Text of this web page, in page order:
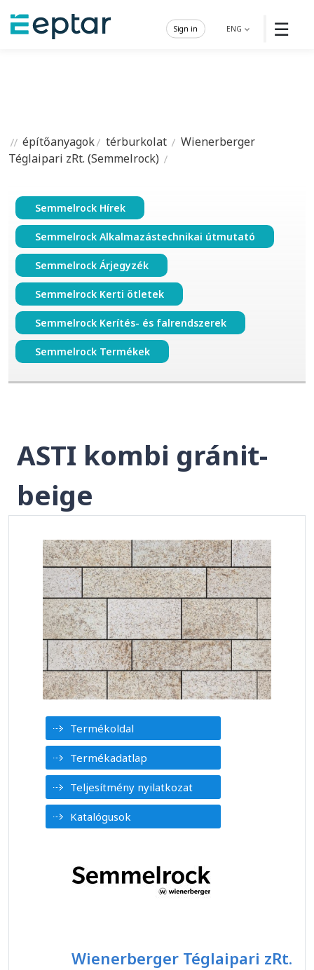
☰
ENG
Sign in
építőanyagok térburkolat
Wienerberger
Téglaipari zRt. (Semmelrock)
Semmelrock Hírek
Semmelrock Alkalmazástechnikai útmutató
Semmelrock Árjegyzék
Semmelrock Kerti ötletek
Semmelrock Kerítés- és falrendszerek
Semmelrock Termékek
ASTI kombi gránit-
beige
Termékoldal
Termékadatlap
Teljesítmény nyilatkozat
Katalógusok
Wienerberger Téglaipari zRt.